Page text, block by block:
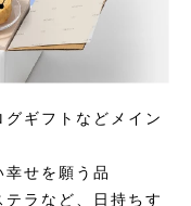
グギフトなどメイン
幸せを願う品
テラなど、日持ちす